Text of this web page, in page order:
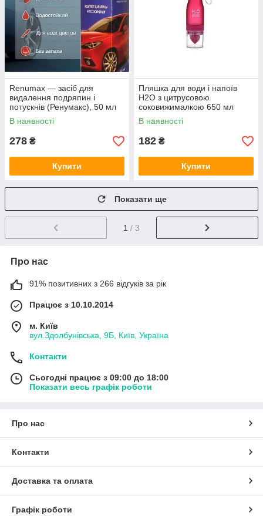
Renumax — засіб для
видалення подряпин і
потускнів (Ренумакс), 50 мл
В наявності
278 ₴
Купити
Пляшка для води і напоїв
H2O з цитрусовою
соковижималкою 650 мл
Малинова
В наявності
182 ₴
Купити
Показати ще
1 / 3
Про нас
91% позитивних з 266 відгуків за рік
Працює з 10.10.2014
м. Київ
вул.Здолбунівська, 9Б, Київ, Україна
Контакти
Сьогодні працює з 09:00 до 18:00
Показати весь графік роботи
Про нас
Контакти
Доставка та оплата
Графік роботи